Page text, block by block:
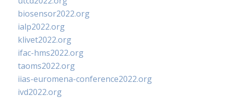
biosensor2022.org
ialp2022.org
klivet2022.org
ifac-hms2022.org
taoms2022.org
iias-euromena-conference2022.org
ivd2022.org